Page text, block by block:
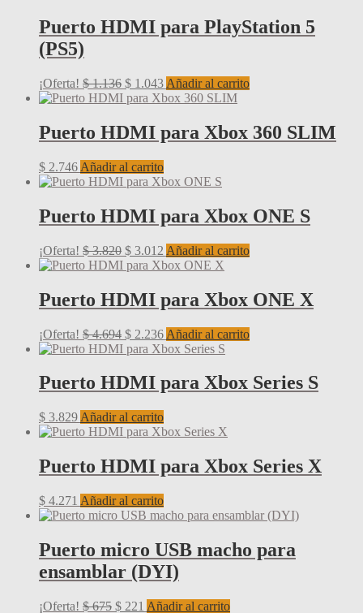
era:
$ 1.947.$ 1.882.
Puerto HDMI para PlayStation 5
(PS5)
¡Oferta! $1.136 El
precio
era:
$ 1.136.
$ 1.043El
precio
$ 1.043.
Añadir al carrito
Puerto HDMI para Xbox 360 SLIM
$ 2.746 Añadir al carrito
Puerto HDMI para Xbox ONE S
¡Oferta! $3.820 El
precio
era:
$ 3.820.
$ 3.012 El
precio
$ 3.012.
Añadir al carrito
Puerto HDMI para Xbox ONE X
¡Oferta! $4.694 El
precio
era:
$ 4.694.
$ 2.236El
precio
es:
$ 2.236.
Añadir al carrito
Puerto HDMI para Xbox Series S
$ 3.829 Añadir al carrito
Puerto HDMI para Xbox Series X
$ 4.271 Añadir al carrito
Puerto micro USB macho para
ensamblar (DYI)
¡Oferta! $675 El
$ 221 El
Añadir al carrito